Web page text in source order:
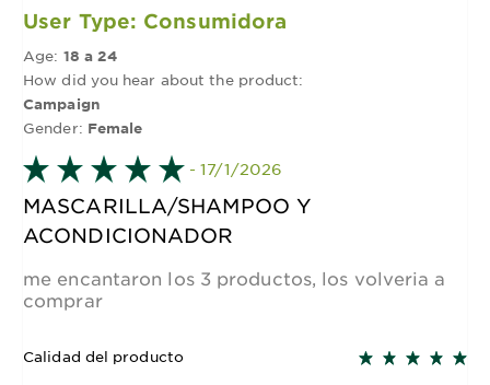
User Type: Consumidora
Age: 18 a 24
How did you hear about the product:
Campaign
Gender: Female
- 17/1/2026
MASCARILLA/SHAMPOO Y
ACONDICIONADOR
me encantaron los 3 productos, los volveria a
comprar
Calidad del producto